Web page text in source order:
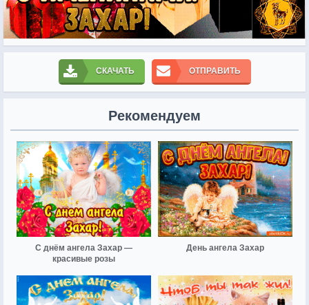
СКАЧАТЬ ОТПРАВИТЬ
Рекомендуем
С днём ангела Захар —
красивые розы
День ангела Захар